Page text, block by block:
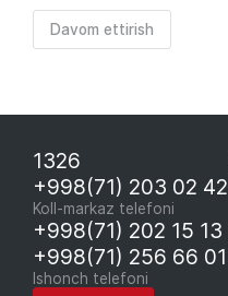
Davom ettirish
1326
+998(71) 203 02 42
Koll-markaz telefoni
+998(71) 202 15 13
+998(71) 256 66 01
Ishonch telefoni